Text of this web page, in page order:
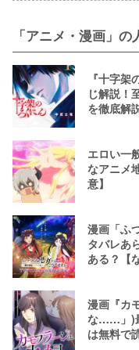
「アニメ・漫画」
『十字
じ解説！
を徹底解
エロい一
なアニメ
意】
漫画「ふ
タバレあ
ある？【
漫画『カ
な……」)
は無料で